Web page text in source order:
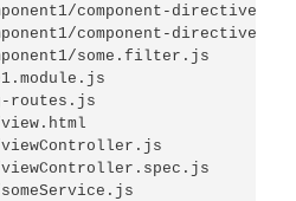
component-directive.js
component-
some.filter.js
routes.js
view.html
viewController.js
viewController.spec.js